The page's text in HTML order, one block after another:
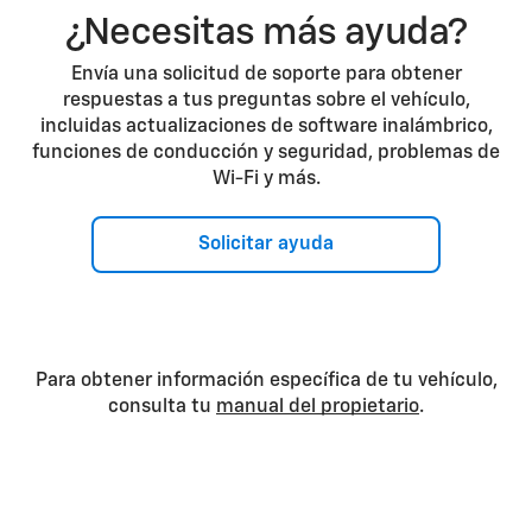
¿Necesitas más ayuda?
Envía una solicitud de soporte para obtener
respuestas a tus preguntas sobre el vehículo,
incluidas actualizaciones de software inalámbrico,
funciones de conducción y seguridad, problemas de
Wi-Fi y más.
Solicitar ayuda
Para obtener información específica de tu vehículo,
consulta tu manual del propietario.